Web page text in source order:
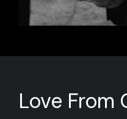
Love From